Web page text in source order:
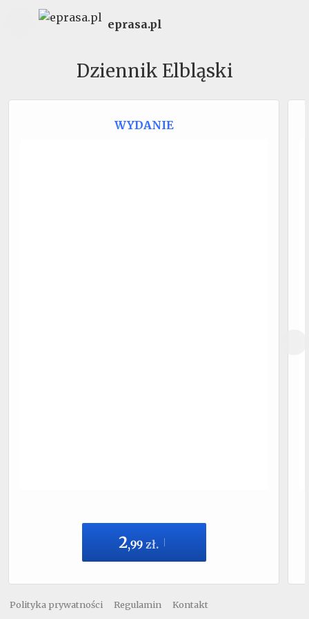
eprasa.pl
Dziennik Elbląski
WYDANIE
2,99 zł.
Polityka prywatności Regulamin Kontakt